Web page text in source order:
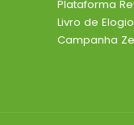
Plataforma
Livro de
Campanha